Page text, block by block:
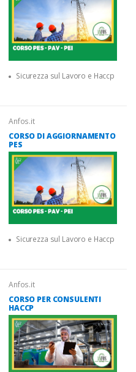
Sicurezza sul Lavoro e Haccp
Anfos.it
CORSO DI AGGIORNAMENTO
PES
Sicurezza sul Lavoro e Haccp
Anfos.it
CORSO PER CONSULENTI
HACCP